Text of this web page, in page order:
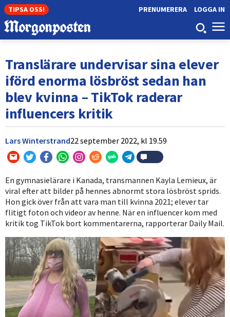
TIPSA OSS! LOGGA IN
PRENUMERERA
Translärare undervisar sina elever
iförd enorma lösbröst sedan han
blev kvinna – TikTok raderar
influencers kritik
Lars Winterstrand22 september 2022, kl 19.59
En gymnasielärare i Kanada, transmannen Kayla Lemieux, är
viral efter att bilder på hennes abnormt stora lösbröst sprids.
Hon gick över från att vara man till kvinna 2021; elever tar
flitigt foton och videor av henne. När en influencer kom med
kritik tog TikTok bort kommentarerna, rapporterar Daily Mail.